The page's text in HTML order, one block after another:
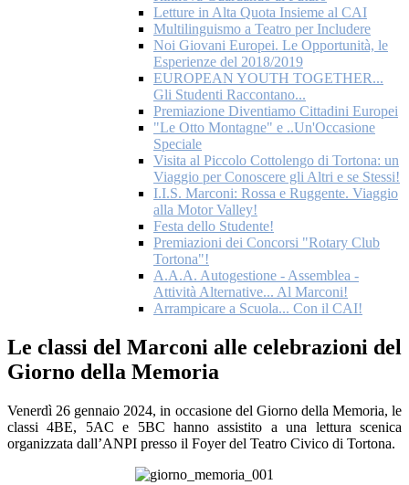
Letture in Alta Quota Insieme al CAI
Multilinguismo a Teatro per Includere
Noi Giovani Europei. Le Opportunità, le
Esperienze del 2018/2019
EUROPEAN YOUTH TOGETHER...
Gli Studenti Raccontano...
Premiazione Diventiamo Cittadini Europei
"Le Otto Montagne" e ..Un'Occasione
Speciale
Visita al Piccolo Cottolengo di Tortona: un
Viaggio per Conoscere gli Altri e se Stessi!
I.I.S. Marconi: Rossa e Ruggente. Viaggio
alla Motor Valley!
Festa dello Studente!
Premiazioni dei Concorsi "Rotary Club
Tortona"!
A.A.A. Autogestione - Assemblea -
Attività Alternative... Al Marconi!
Arrampicare a Scuola... Con il CAI!
Le classi del Marconi alle celebrazioni del
Giorno della Memoria
Venerdì 26 gennaio 2024, in occasione del Giorno della Memoria, le
classi 4BE, 5AC e 5BChanno assistito a una lettura scenica
organizzata dall’ANPI presso il Foyer del Teatro Civico di Tortona.